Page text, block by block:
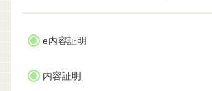
e内容証明
内容証明